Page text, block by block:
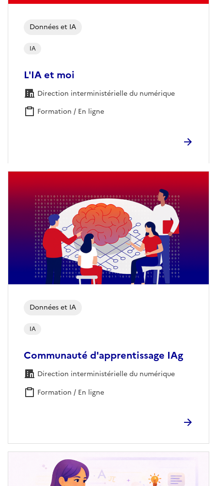
Données et IA
IA
L'IA et moi
Direction interministérielle du numérique
Formation / En ligne
Données et IA
IA
Communauté d'apprentissage IAg
Direction interministérielle du numérique
Formation / En ligne